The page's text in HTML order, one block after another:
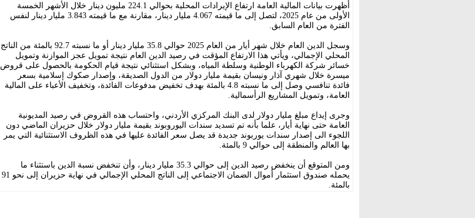
أظهرت بيانات المالية العامة ارتفاع الإيرادات المحلية بحوالي 224.1 مليون دينار خلال الأشهر الخمسة
الأولى من عام 2025، لتصل إلى ما قيمته 4.067 مليار دينار، مقارنة مع ما قيمته 3.843 مليار دينار لنفس
الفترة من العام السابق.
وسجل الدين العام خلال شهر أيار من العام 2025 حوالي 35.8 مليار دينار أو ما نسبته 92.7 بالمئة من الناتج
المحلي الإجمالي، ويأتي هذا الارتفاع المؤقت في رصيد الدين العام نتيجة تمويل عجز الموازنة وتمويل
خسائر شركة الكهرباء الوطنية وسلطة المياه، وبشكل استثنائي نتيجة قيام الحكومة بالحصول على قروض
ميسرة خلال شهري آذار ونيسان بقيمة مليار دولار من الدول الصديقة، وإصدار صكوك إسلامية بسعر
فائدة تنافسي وصل إلى ما نسبته 4.8 بالمئة بهدف تخفيض مدفوعات الفائدة، وتخفيف الأعباء على المالية
العامة، وتمويل المشاريع الرأسمالية.
وجرى إيداع مبلغ مليار دولار لدى البنك المركزي الأردني، واحتساب هذه القروض في رصيد المديونية
العامة حتى نهاية أيار، علما بأنه تم تسديد سندات اليوروبوند بقيمة مليار دولار خلال حزيران الماضي دون
اللجوء الى إصدار سندات يوربوند جديدة قد يصل سعر الفائدة عليها في هذه الظروف الاستثنائية التي يمر
بها العالم والمنطقة إلى حوالي 9 بالمئة.
ومن المتوقع أن ينخفض رصيد الدين إلى حوالي 35.3 مليار دينار، وأن تنخفض نسبة الدين باستثناء ما
يحمله صندوق استثمار أموال الضمان الاجتماعي إلى الناتج المحلي الإجمالي في نهاية حزيران إلى نحو 91
بالمئة.